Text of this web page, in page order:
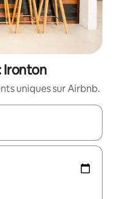
Ironton
uniques sur Airbnb.
les en utilisant